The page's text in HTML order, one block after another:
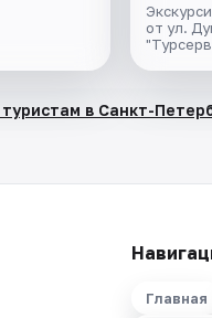
от ул.
туристам в Санкт-
Главная